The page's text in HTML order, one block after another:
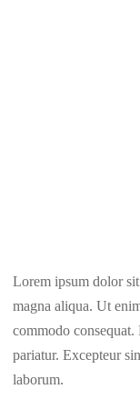
Lorem ipsum dolor
magna aliqua. Ut
commodo
pariatur. Excepteur
laborum.